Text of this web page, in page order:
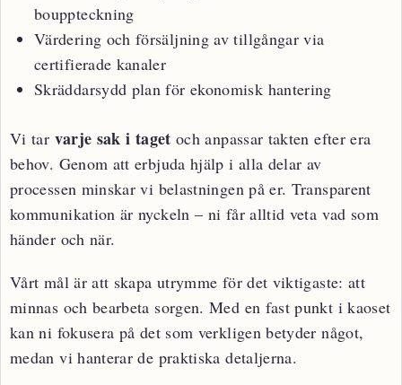
bouppteckning
Värdering och försäljning av tillgångar via
certifierade kanaler
Skräddarsydd plan för ekonomisk hantering
Vi tar varje sak i taget och anpassar takten efter era
behov. Genom att erbjuda hjälp i alla delar av
processen minskar vi belastningen på er. Transparent
kommunikation är nyckeln – ni får alltid veta vad som
händer och när.
Vårt mål är att skapa utrymme för det viktigaste: att
minnas och bearbeta sorgen. Med en fast punkt i kaoset
kan ni fokusera på det som verkligen betyder något,
medan vi hanterar de praktiska detaljerna.